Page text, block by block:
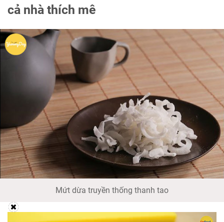
cả nhà thích mê
Mứt dừa truyền thống thanh tao